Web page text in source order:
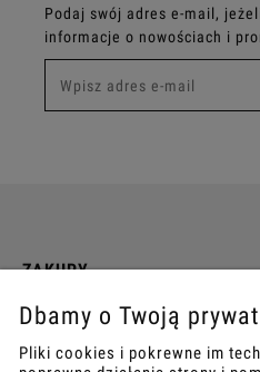
Podaj swój adres e-mail,
informacje o nowościach i
ZAKUPY
INFO
Dbamy o Twoją
Pliki cookies i pokrewne im